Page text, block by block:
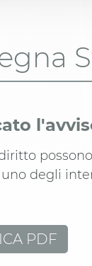
degli
PDF